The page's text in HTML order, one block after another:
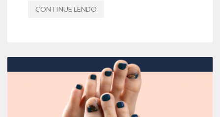
CONTINUE LENDO